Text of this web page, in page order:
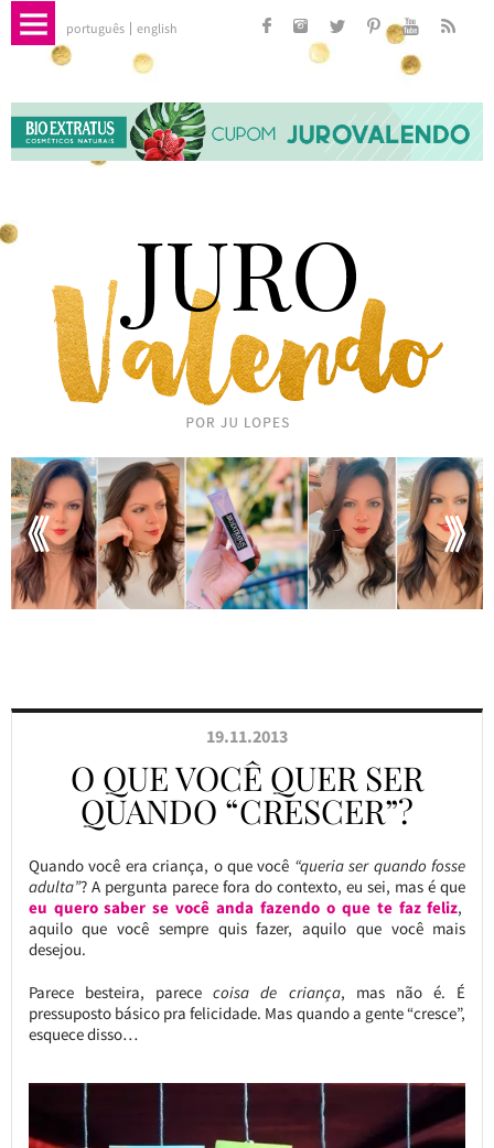
português english
19.11.2013
O QUE VOCÊ QUER SER
QUANDO “CRESCER”?
Quando você era criança, o que você “queria ser quando fosse
adulta”? A pergunta parece fora do contexto, eu sei, mas é que
eu quero saber se você anda fazendo o que te faz feliz,
aquilo que você sempre quis fazer, aquilo que você mais
desejou.
Parece besteira, parece coisa de criança, mas não é. É
pressuposto básico pra felicidade. Mas quando a gente “cresce”,
esquece disso…